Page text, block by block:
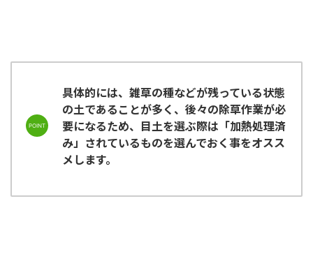
具体的には、雑草の種などが残っている状態
の土であることが多く、後々の除草作業が必
要になるため、目土を選ぶ際は「加熱処理済
み」されているものを選んでおく事をオスス
メします。